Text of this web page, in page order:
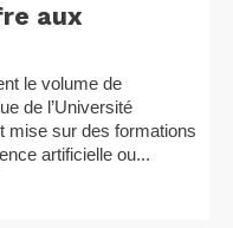
aux
le volume de
de l’Université
mise sur des formations
artificielle ou...